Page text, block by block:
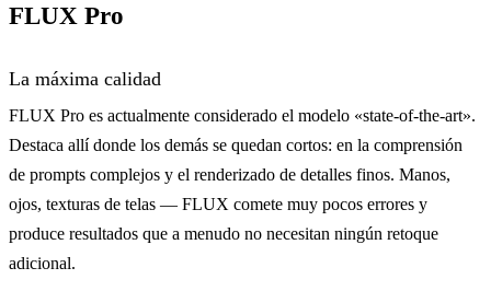
FLUX Pro
La máxima calidad
FLUX Pro es actualmente considerado el modelo «state-of-the-art».
Destaca allí donde los demás se quedan cortos: en la comprensión
de prompts complejos y el renderizado de detalles finos. Manos,
ojos, texturas de telas — FLUX comete muy pocos errores y
produce resultados que a menudo no necesitan ningún retoque
adicional.